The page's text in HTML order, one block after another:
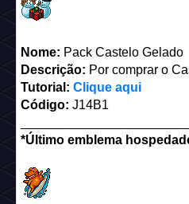
Nome: Pack Castelo Gelado
Descrição: Por comprar o
Tutorial: Clique aqui
Código: J14B1
*Último emblema